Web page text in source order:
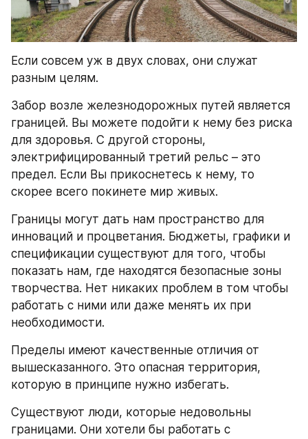
Если совсем уж в двух словах, они служат
разным целям.
Забор возле железнодорожных путей является
границей. Вы можете подойти к нему без риска
для здоровья. С другой стороны,
электрифицированный третий рельс – это
предел. Если Вы прикоснетесь к нему, то
скорее всего покинете мир живых.
Границы могут дать нам пространство для
инноваций и процветания. Бюджеты, графики и
спецификации существуют для того, чтобы
показать нам, где находятся безопасные зоны
творчества. Нет никаких проблем в том чтобы
работать с ними или даже менять их при
необходимости.
Пределы имеют качественные отличия от
вышесказанного. Это опасная территория,
которую в принципе нужно избегать.
Существуют люди, которые недовольны
границами. Они хотели бы работать с